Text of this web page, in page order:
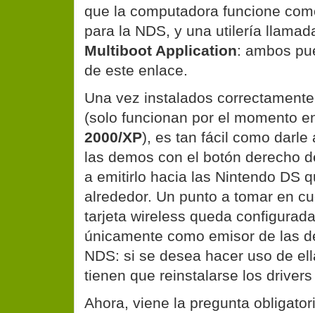
que la computadora funcione
para la NDS, y una utilería
Multiboot Application: ambos
de este enlace.
Una vez instalados
(solo funcionan por el momento
2000/XP), es tan fácil como darle
las demos con el botón derecho
a emitirlo hacia las Nintendo DS
alrededor. Un punto a tomar en
tarjeta wireless queda
únicamente como emisor de las
NDS: si se desea hacer uso de
tienen que reinstalarse los
Ahora, viene la pregunta